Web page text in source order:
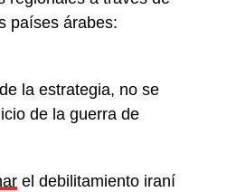
países árabes:
la estrategia, no se
de la guerra de
el debilitamiento iraní